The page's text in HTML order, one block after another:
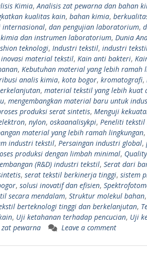
Kimia, Analisis zat pewarna dan bahan
kualitas kain, bahan kimia,
internasional, dan pengujian laboratorium,
dan instrumen laboratorium, Dunia
teknologi, Industri tekstil, industri
inovasi material tekstil, Kain anti bakteri,
, Kebutuhan material yang lebih ramah
analis kimia, kota bogor, kromatografi,
, material tekstil yang lebih kuat
, mengembangkan material baru untuk
produksi serat sintetis, Menguji
, nylon, oskaanalisykpi, Peneliti tekstil
material yang lebih ramah lingkungan,
industri tekstil, Persaingan industri global,
produksi dengan limbah minimal,
(R&D) industri tekstil, Serat dari
, serat tekstil berkinerja tinggi, sistem
, solusi inovatif dan efisien,
secara mendalam, Struktur molekul bahan,
berteknologi tinggi dan berkelanjutan,
, Uji ketahanan terhadap pencucian, Uji
zat pewarna Leave a comment